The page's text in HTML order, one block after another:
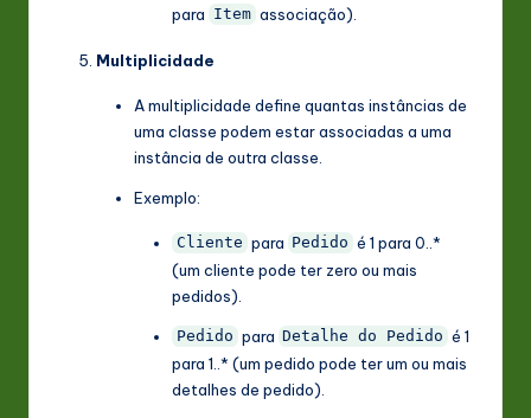
para Item associação).
Multiplicidade
A multiplicidade define quantas instâncias de
uma classe podem estar associadas a uma
instância de outra classe.
Exemplo:
Cliente para Pedido é 1 para 0..*
(um cliente pode ter zero ou mais
pedidos).
Pedido para Detalhe do Pedido é 1
para 1..* (um pedido pode ter um ou mais
detalhes de pedido).